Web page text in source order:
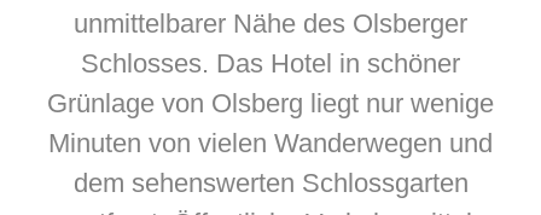
unmittelbarer Nähe des Olsberger
Schlosses. Das Hotel in schöner
Grünlage von Olsberg liegt nur wenige
Minuten von vielen Wanderwegen und
dem sehenswerten Schlossgarten